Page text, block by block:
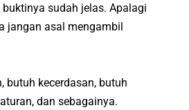
sudah jelas. Apalagi
jangan asal mengambil
butuh kecerdasan, butuh
dan sebagainya.